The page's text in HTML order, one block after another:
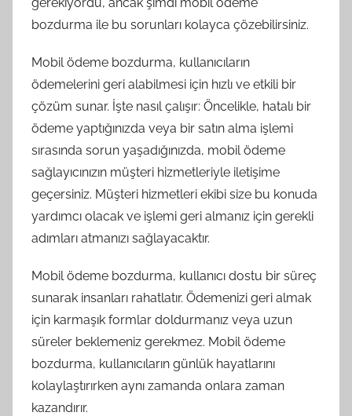
bozdurma ile bu sorunları kolayca çözebilirsiniz.
Mobil ödeme bozdurma, kullanıcıların
ödemelerini geri alabilmesi için hızlı ve etkili bir
çözüm sunar. İşte nasıl çalışır: Öncelikle, hatalı bir
ödeme yaptığınızda veya bir satın alma işlemi
sırasında sorun yaşadığınızda, mobil ödeme
sağlayıcınızın müşteri hizmetleriyle iletişime
geçersiniz. Müşteri hizmetleri ekibi size bu konuda
yardımcı olacak ve işlemi geri almanız için gerekli
adımları atmanızı sağlayacaktır.
Mobil ödeme bozdurma, kullanıcı dostu bir süreç
sunarak insanları rahatlatır. Ödemenizi geri almak
için karmaşık formlar doldurmanız veya uzun
süreler beklemeniz gerekmez. Mobil ödeme
bozdurma, kullanıcıların günlük hayatlarını
kolaylaştırırken aynı zamanda onlara zaman
kazandırır.